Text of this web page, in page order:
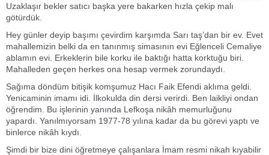
Uzaklaşır bekler satıcı başka yere bakarken hızla çekip malı
götürdük.
Hey günler deyip başımı çevirdim karşımda Sarı taş’dan bir ev. Evet
mahallemizin belki da en tanınmış simasının evi Eğlenceli Cemaliye
ablamın evi. Erkeklerin bile korku ile baktığı hatta korktuğu biri.
Mahalleden geçen herkes ona hesap vermek zorundaydı.
Sağıma döndüm bitişik komşumuz Hacı Faik Efendi aklıma geldi.
Yenicaminin imamı idi. İlkokulda din dersi verirdi. Ben laikliyi ondan
öğrendim. Bu işlerinin yanında Lefkoşa nikâh memurluğunu
yapardı. Yanılmıyorsam 1977-78 yılına kadar da bu görevi yaptı ve
binlerce nikâh kıydı.
Şimdi bir bize dini öğretmeye çalışanlara İmam resmi nikah kıyabilir